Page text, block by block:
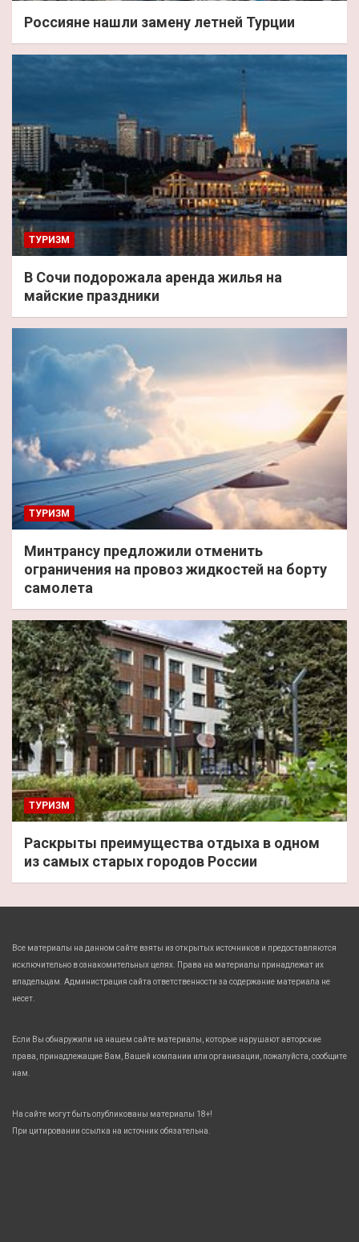
Россияне нашли замену летней Турции
ТУРИЗМ
В Сочи подорожала аренда жилья на
майские праздники
ТУРИЗМ
Минтрансу предложили отменить
ограничения на провоз жидкостей на борту
самолета
ТУРИЗМ
Раскрыты преимущества отдыха в одном
из самых старых городов России
Все материалы на данном сайте взяты из открытых источников и предоставляются
исключительно в ознакомительных целях. Права на материалы принадлежат их
владельцам. Администрация сайта ответственности за содержание материала не
несет.
Если Вы обнаружили на нашем сайте материалы, которые нарушают авторские
права, принадлежащие Вам, Вашей компании или организации, пожалуйста, сообщите
нам.
На сайте могут быть опубликованы материалы 18+!
При цитировании ссылка на источник обязательна.